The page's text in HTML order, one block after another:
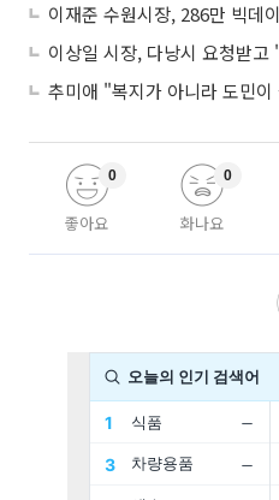
좋아요
0
화나요
0